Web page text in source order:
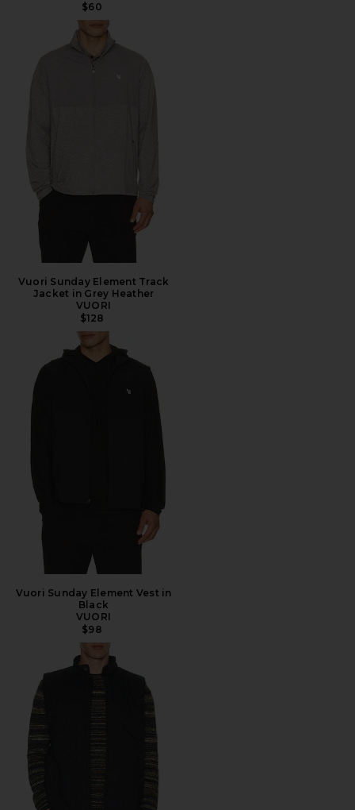
$60
Vuori Sunday Element Track
Jacket in Grey Heather
VUORI
$128
Vuori Sunday Element Vest in
Black
VUORI
$98